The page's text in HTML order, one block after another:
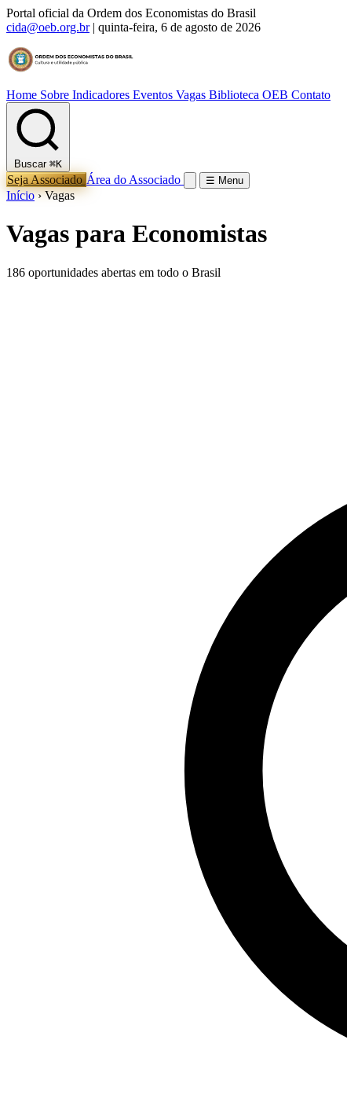
Portal oficial da Ordem dos Economistas do Brasil
cida@oeb.org.br | quinta-feira, 6 de agosto de 2026
Home Sobre Indicadores Eventos Vagas Biblioteca OEB Contato
Buscar ⌘K
Seja AssociadoÁrea do Associado ☰ Menu
Início › Vagas
Vagas para Economistas
186 oportunidades abertas em todo o Brasil